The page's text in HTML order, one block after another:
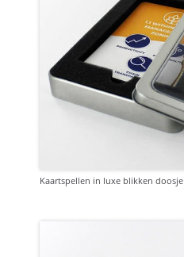
Kaartspellen in luxe blikken doosje